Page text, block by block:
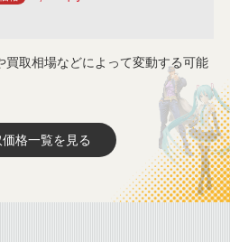
取相場などによって変動する可能
価格一覧を見る